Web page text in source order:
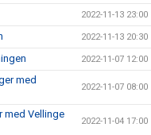
2022-11-13 23:00
2022-11-13 20:30
2022-11-07 12:00
med
2022-11-07 08:00
med Vellinge
2022-11-04 17:00